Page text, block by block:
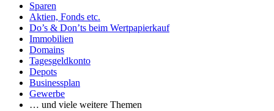
Sparen
Aktien, Fonds etc.
Do’s & Don’ts beim Wertpapierkauf
Immobilien
Domains
Tagesgeldkonto
Depots
Businessplan
Gewerbe
… und viele weitere Themen